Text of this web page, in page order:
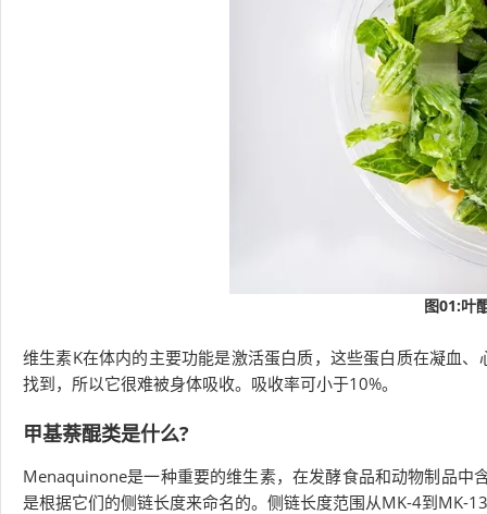
图01:叶
维生素K在体内的主要功能是激活蛋白质，这些蛋白质在凝血
找到，所以它很难被身体吸收。吸收率可小于10%。
甲基萘醌类是什么?
Menaquinone是一种重要的维生素，在发酵食品和动物制品
是根据它们的侧链长度来命名的。侧链长度范围从MK-4到MK-